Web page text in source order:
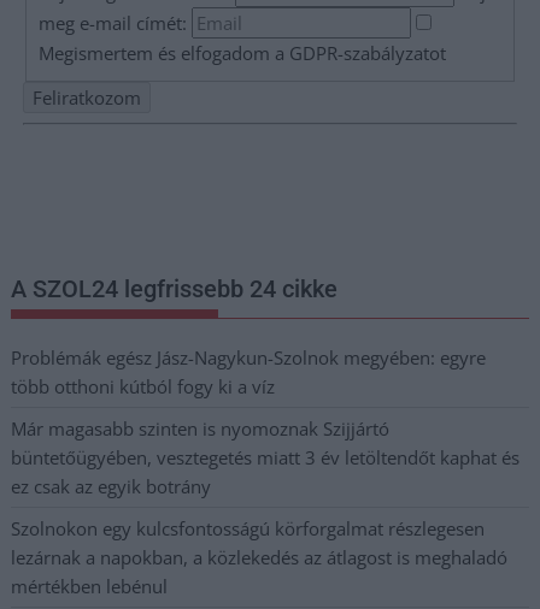
meg e-mail címét:
Megismertem és elfogadom a GDPR-szabályzatot
A SZOL24 legfrissebb 24 cikke
Problémák egész Jász-Nagykun-Szolnok megyében: egyre
több otthoni kútból fogy ki a víz
Már magasabb szinten is nyomoznak Szijjártó
büntetőügyében, vesztegetés miatt 3 év letöltendőt kaphat és
ez csak az egyik botrány
Szolnokon egy kulcsfontosságú körforgalmat részlegesen
lezárnak a napokban, a közlekedés az átlagost is meghaladó
mértékben lebénul